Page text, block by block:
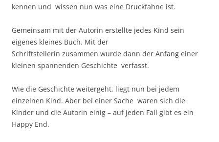
kennen und wissen nun was eine Druckfahne ist.
Gemeinsam mit der Autorin erstellte jedes Kind sein
eigenes kleines Buch. Mit der
Schriftstellerin zusammen wurde dann der Anfang einer
kleinen spannenden Geschichte verfasst.
Wie die Geschichte weitergeht, liegt nun bei jedem
einzelnen Kind. Aber bei einer Sache waren sich die
Kinder und die Autorin einig – auf jeden Fall gibt es ein
Happy End.